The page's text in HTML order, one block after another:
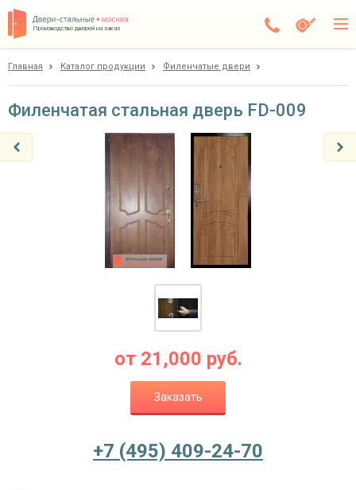
Производство дверей на заказ
Доставка
Установка
Покупателям
Ежедневно с 08:00 до 24:00
+7 (495) 409-24-70
Главная Каталог продукции Филенчатые двери
Филенчатая стальная дверь FD-009
от 21,000 руб.
Заказать
+7 (495) 409-24-70